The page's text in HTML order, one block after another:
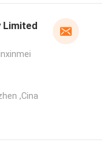
Limited
,Cina